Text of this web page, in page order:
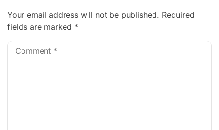
Your email address will not be published. Required
fields are marked *